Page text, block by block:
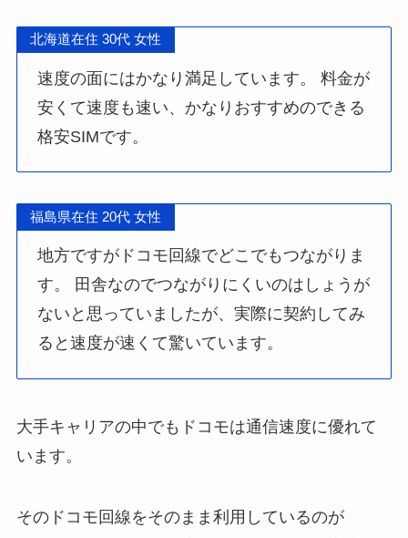
北海道在住 30代 女性
速度の面にはかなり満足しています。 料金が
安くて速度も速い、かなりおすすめのできる
格安SIMです。
福島県在住 20代 女性
地方ですがドコモ回線でどこでもつながりま
す。 田舎なのでつながりにくいのはしょうが
ないと思っていましたが、実際に契約してみ
ると速度が速くて驚いています。
大手キャリアの中でもドコモは通信速度に優れて
います。
そのドコモ回線をそのまま利用しているのが